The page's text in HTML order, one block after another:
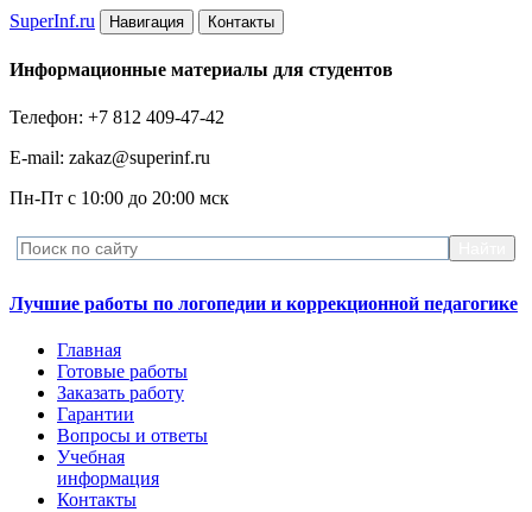
SuperInf.ru Навигация Контакты
Информационные материалы для студентов
Телефон: +7 812 409-47-42
E-mail: zakaz@superinf.ru
Пн-Пт с 10:00 до 20:00 мск
Лучшие работы по логопедии и коррекционной педагогике
Главная
Готовые работы
Заказать работу
Гарантии
Вопросы и ответы
Учебная
информация
Контакты